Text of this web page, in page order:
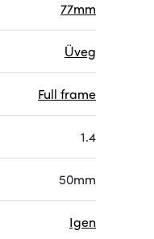
77mm
Üveg
Full frame
1.4
50mm
Igen